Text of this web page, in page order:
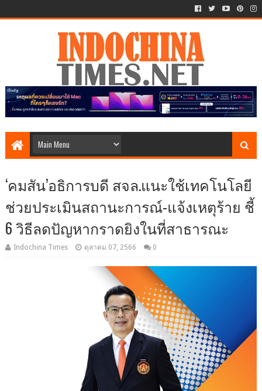
‘คมสัน’อธิการบดี สจล.แนะใช้เทคโนโลยี
ช่วยประเมินสถานะการณ์-แจ้งเหตุร้าย ชี้
6 วิธีลดปัญหากราดยิงในที่สาธารณะ
Indochina Times ตุลาคม 07, 2566 0